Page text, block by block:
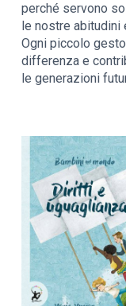
perché servono
le nostre abitudini
Ogni piccolo
differenza e
le generazioni